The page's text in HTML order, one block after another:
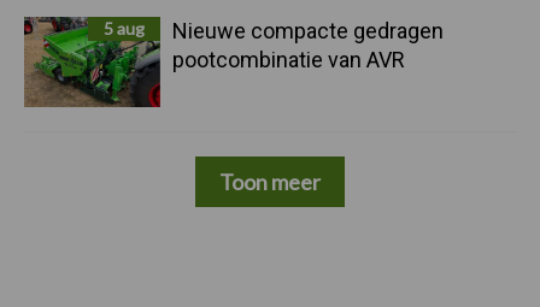
5 aug
Nieuwe compacte gedragen
pootcombinatie van AVR
Toon meer